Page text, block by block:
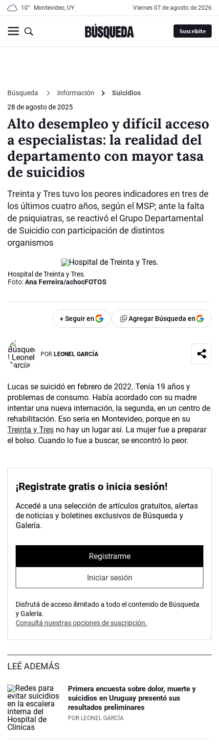
10° Montevideo, UY viernes 07 de agosto de 2026
Suscribite
Búsqueda Información
Suicidios
28 de agosto de 2025
Alto desempleo y difícil acceso
a especialistas: la realidad del
departamento con mayor tasa
de suicidios
Treinta y Tres tuvo los peores indicadores en tres de
los últimos cuatro años, según el MSP; ante la falta
de psiquiatras, se reactivó el Grupo Departamental
de Suicidio con participación de distintos
organismos
Hospital de Treinta y Tres.
Foto:Ana Ferreira/achocFOTOS
+ Seguir en Agregar Búsqueda en
POR LEONEL GARCÍA
Lucas se suicidó en febrero de 2022. Tenía 19 años y
problemas de consumo. Había acordado con su madre
intentar una nueva internación, la segunda, en un centro de
rehabilitación. Eso sería en Montevideo, porque en su
Treinta y Tres no hay un lugar así. La mujer fue a preparar
el bolso. Cuando lo fue a buscar, se encontró lo peor.
¡Registrate gratis o inicia sesión!
Accedé a una selección de artículos gratuitos, alertas
de noticias y boletines exclusivos de Búsqueda y
Galería.
Registrarme
Iniciar sesión
Disfrutá de acceso ilimitado a todo el contenido de Búsqueda
y Galería.
Consultá nuestras opciones de suscripción.
LEÉ ADEMÁS
Primera encuesta sobre dolor, muerte y
suicidios en Uruguay presentó sus
resultados preliminares
POR LEONEL GARCÍA